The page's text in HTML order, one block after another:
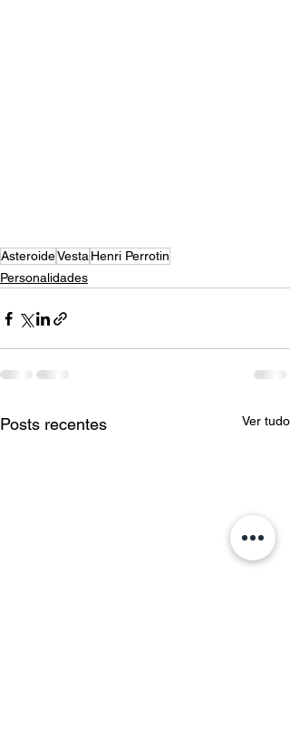
AsteroideVesta Henri Perrotin
Personalidades
Posts recentes Ver tudo